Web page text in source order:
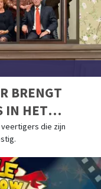
BRENGT
veertigers die zijn